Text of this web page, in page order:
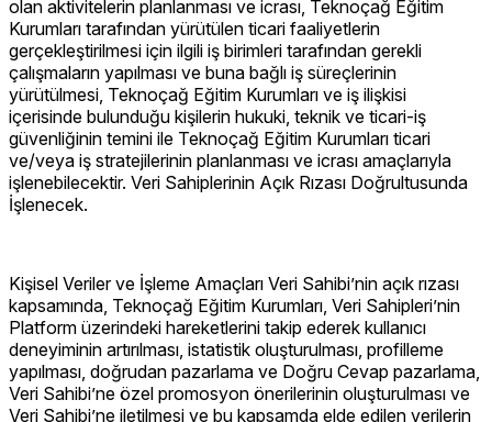
olan aktivitelerin planlanması ve icrası, Teknoçağ Eğitim
Kurumları tarafından yürütülen ticari faaliyetlerin
gerçekleştirilmesi için ilgili iş birimleri tarafından gerekli
çalışmaların yapılması ve buna bağlı iş süreçlerinin
yürütülmesi, Teknoçağ Eğitim Kurumları ve iş ilişkisi
içerisinde bulunduğu kişilerin hukuki, teknik ve ticari-iş
güvenliğinin temini ile Teknoçağ Eğitim Kurumları ticari
ve/veya iş stratejilerinin planlanması ve icrası amaçlarıyla
işlenebilecektir. Veri Sahiplerinin Açık Rızası Doğrultusunda
İşlenecek.
Kişisel Veriler ve İşleme Amaçları Veri Sahibi’nin açık rızası
kapsamında, Teknoçağ Eğitim Kurumları, Veri Sahipleri’nin
Platform üzerindeki hareketlerini takip ederek kullanıcı
deneyiminin artırılması, istatistik oluşturulması, profilleme
yapılması, doğrudan pazarlama ve Doğru Cevap pazarlama,
Veri Sahibi’ne özel promosyon önerilerinin oluşturulması ve
Veri Sahibi’ne iletilmesi ve bu kapsamda elde edilen verilerin